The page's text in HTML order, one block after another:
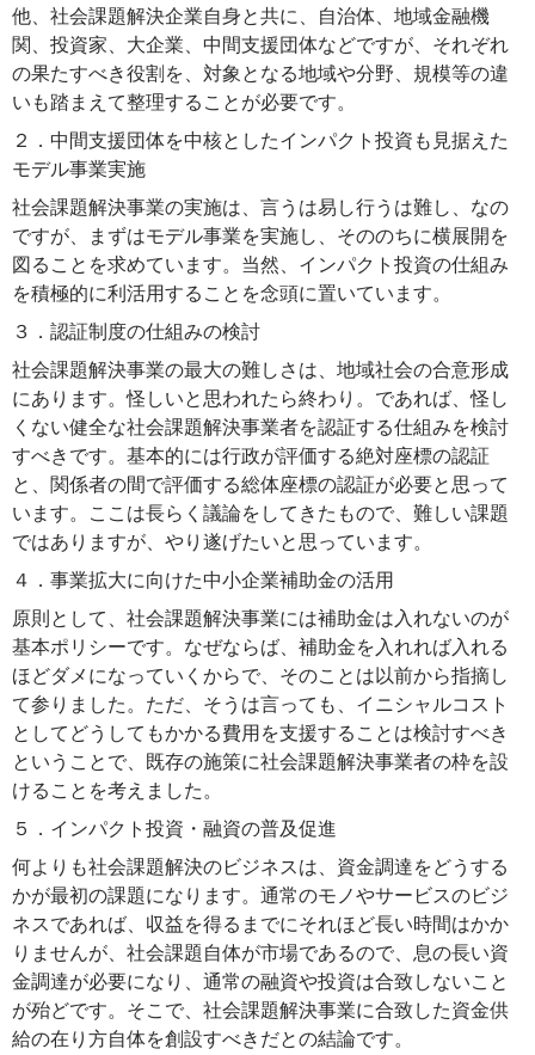
他、社会課題解決企業自身と共に、自治体、地域金融機
関、投資家、大企業、中間支援団体などですが、それぞれ
の果たすべき役割を、対象となる地域や分野、規模等の違
いも踏まえて整理することが必要です。
２．中間支援団体を中核としたインパクト投資も見据えた
モデル事業実施
社会課題解決事業の実施は、言うは易し行うは難し、なの
ですが、まずはモデル事業を実施し、そののちに横展開を
図ることを求めています。当然、インパクト投資の仕組み
を積極的に利活用することを念頭に置いています。
３．認証制度の仕組みの検討
社会課題解決事業の最大の難しさは、地域社会の合意形成
にあります。怪しいと思われたら終わり。であれば、怪し
くない健全な社会課題解決事業者を認証する仕組みを検討
すべきです。基本的には行政が評価する絶対座標の認証
と、関係者の間で評価する総体座標の認証が必要と思って
います。ここは長らく議論をしてきたもので、難しい課題
ではありますが、やり遂げたいと思っています。
４．事業拡大に向けた中小企業補助金の活用
原則として、社会課題解決事業には補助金は入れないのが
基本ポリシーです。なぜならば、補助金を入れれば入れる
ほどダメになっていくからで、そのことは以前から指摘し
て参りました。ただ、そうは言っても、イニシャルコスト
としてどうしてもかかる費用を支援することは検討すべき
ということで、既存の施策に社会課題解決事業者の枠を設
けることを考えました。
５．インパクト投資・融資の普及促進
何よりも社会課題解決のビジネスは、資金調達をどうする
かが最初の課題になります。通常のモノやサービスのビジ
ネスであれば、収益を得るまでにそれほど長い時間はかか
りませんが、社会課題自体が市場であるので、息の長い資
金調達が必要になり、通常の融資や投資は合致しないこと
が殆どです。そこで、社会課題解決事業に合致した資金供
給の在り方自体を創設すべきだとの結論です。